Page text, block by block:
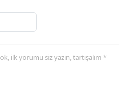
ilk yorumu siz yazın, tartışalım *